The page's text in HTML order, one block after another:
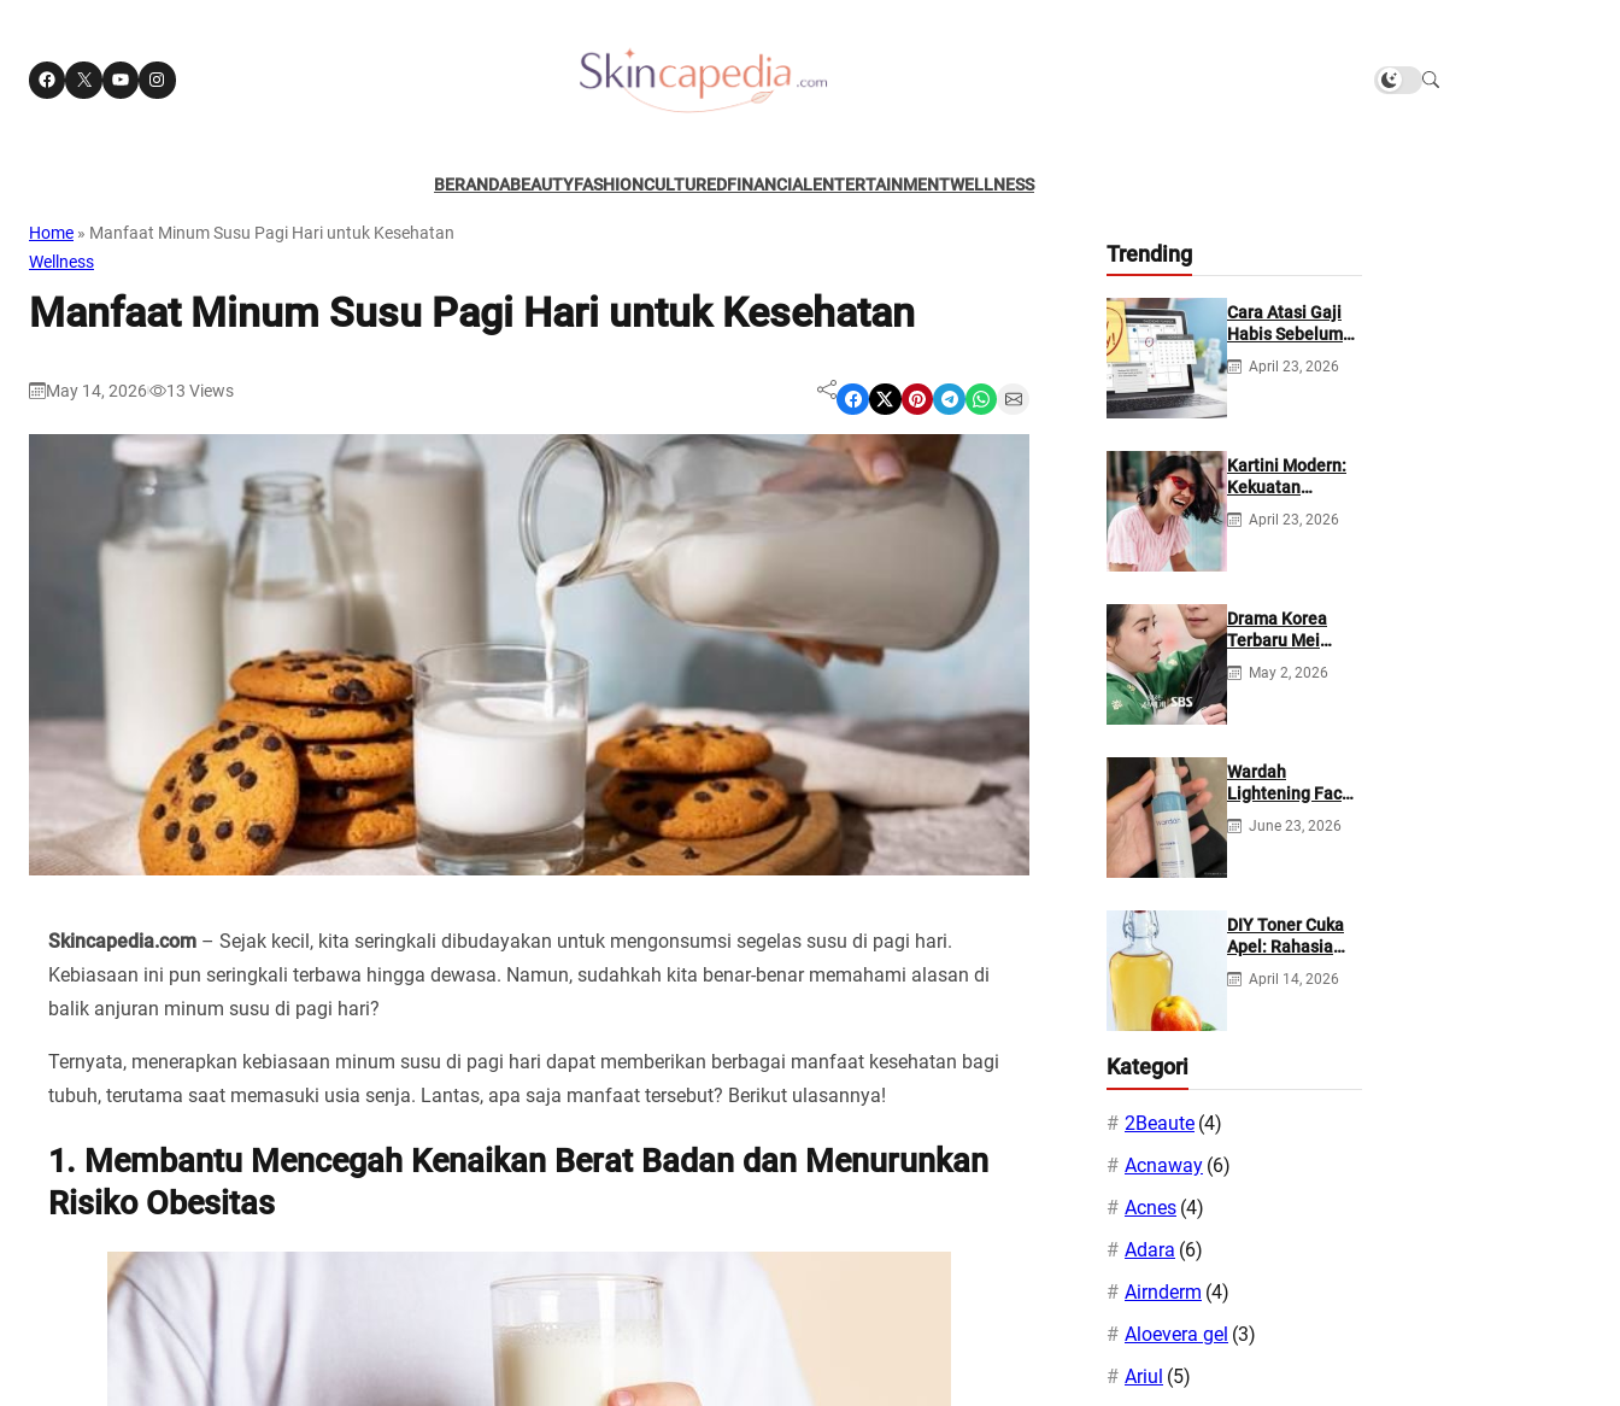
Facebook X YouTube Instagram
BERANDABEAUTYFASHIONCULTUREDFINANCIALENTERTAINMENTWELLNESS
Home » Manfaat Minum Susu Pagi Hari untuk Kesehatan
Wellness
Manfaat Minum Susu Pagi Hari untuk Kesehatan
May 14, 2026 13 Views Share on Facebook Share on X Share on Pinterest Share on Telegram Share on WhatsApp Share on Email
Skincapedia.com – Sejak kecil, kita seringkali dibudayakan untuk mengonsumsi segelas susu di pagi hari.
Kebiasaan ini pun seringkali terbawa hingga dewasa. Namun, sudahkah kita benar-benar memahami alasan di
balik anjuran minum susu di pagi hari?
Ternyata, menerapkan kebiasaan minum susu di pagi hari dapat memberikan berbagai manfaat kesehatan bagi
tubuh, terutama saat memasuki usia senja. Lantas, apa saja manfaat tersebut? Berikut ulasannya!
1. Membantu Mencegah Kenaikan Berat Badan dan Menurunkan
Risiko Obesitas
Trending
Cara Atasi Gaji
Habis Sebelum
Gajian
Berikutnya
April 23, 2026
Kartini Modern:
Kekuatan
Berevolusi &
Rawat Diri
April 23, 2026
Drama Korea
Terbaru Mei
2026: Mana yang
Tayang di
May 2, 2026
Wardah
Lightening Face
Mist: Cek
Ingredients &
June 23, 2026
DIY Toner Cuka
Apel: Rahasia
Jerawat Kempes
dalam 2 Hari!
April 14, 2026
Kategori
2Beaute (4)
Acnaway (6)
Acnes (4)
Adara (6)
Airnderm (4)
Aloevera gel (3)
Ariul (5)